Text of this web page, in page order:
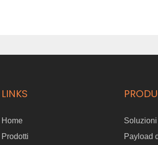
LINKS
Home
Prodotti
Payload